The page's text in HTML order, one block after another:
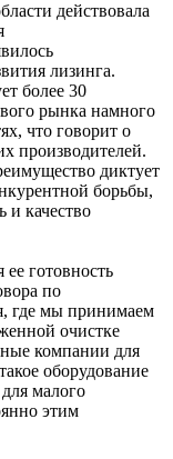
действовала
лизинга.
более 30
рынка намного
что говорит о
производителей.
диктует
борьбы,
качество
готовность
по
где мы принимаем
очистке
компании для
оборудование
малого
этим